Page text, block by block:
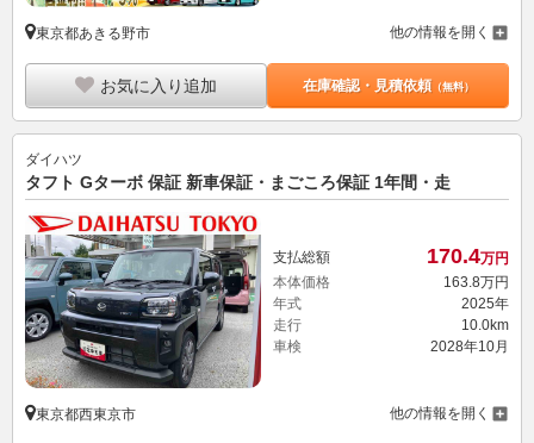
東京都あきる野市 他の情報を開く
お気に入り追加 在庫確認・見積依頼（無料）
ダイハツ
タフト Gターボ 保証 新車保証・まごころ保証 1年間・走
支払総額 170.4万円
本体価格
163. 8万円
年式
2025年
走行
10.0km
車検
2028年10月
東京都西東京市 他の情報を開く